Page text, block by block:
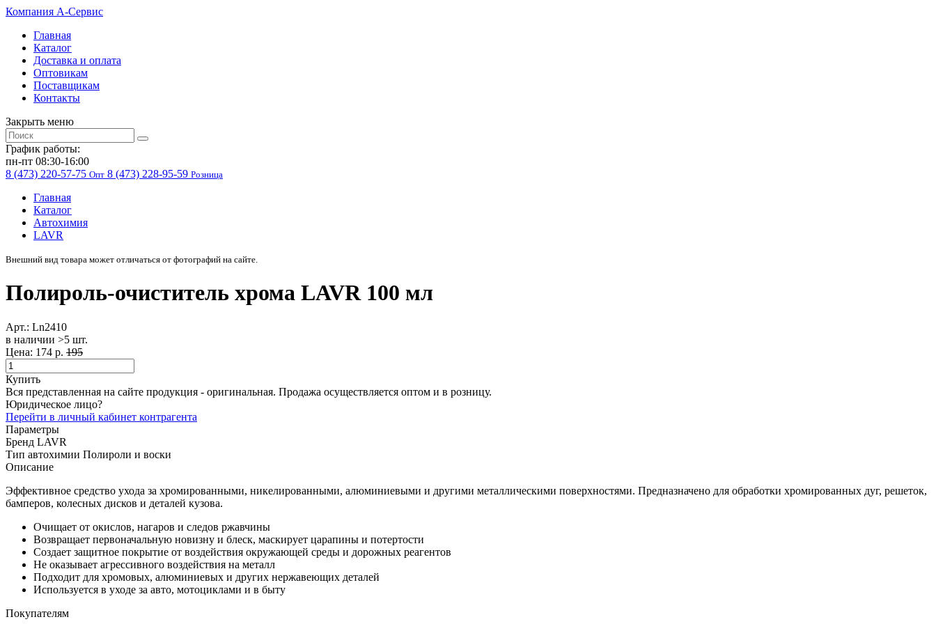
Компания A-Cервис
Главная
Каталог
Доставка и оплата
Оптовикам
Поставщикам
Контакты
Закрыть меню
График работы:
пн-пт 08:30-16:00
8 (473) 220-57-75 Опт 8 (473) 228-95-59 Розница
Главная
Каталог
Автохимия
LAVR
Внешний вид товара может отличаться от фотографий на сайте.
Полироль-очиститель хрома LAVR 100 мл
Арт.: Ln2410
в наличии >5 шт. ​
Цена: 174 р. 195
Купить
Вся представленная на сайте продукция - оригинальная. Продажа осуществляется оптом и в розницу.
Юридическое лицо?
Перейти в личный кабинет контрагента
Параметры
Бренд LAVR
Тип автохимии Полироли и воски
Описание
Эффективное средство ухода за хромированными, никелированными, алюминиевыми и другими металлическими поверхностями. Предназначено для обработки хромированных дуг, решеток,
бамперов, колесных дисков и деталей кузова.
Очищает от окислов, нагаров и следов ржавчины
Возвращает первоначальную новизну и блеск, маскирует царапины и потертости
Создает защитное покрытие от воздействия окружающей среды и дорожных реагентов
Не оказывает агрессивного воздействия на металл
Подходит для хромовых, алюминиевых и других нержавеющих деталей
Используется в уходе за авто, мотоциклами и в быту
Покупателям